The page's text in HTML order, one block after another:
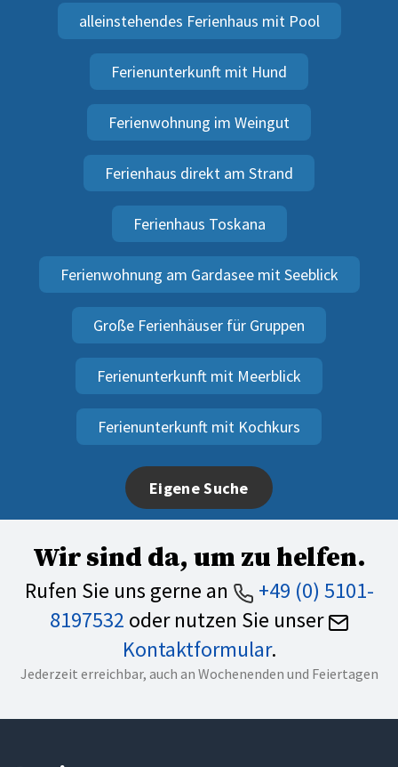
alleinstehendes Ferienhaus mit Pool
Ferienunterkunft mit Hund
Ferienwohnung im Weingut
Ferienhaus direkt am Strand
Ferienhaus Toskana
Ferienwohnung am Gardasee mit Seeblick
Große Ferienhäuser für Gruppen
Ferienunterkunft mit Meerblick
Ferienunterkunft mit Kochkurs
Eigene Suche
Wir sind da, um zu helfen.
Rufen Sie uns gerne an
+49 (0) 5101-
8197532 oder nutzen Sie unser
Kontaktformular.
Jederzeit erreichbar, auch an Wochenenden und Feiertagen